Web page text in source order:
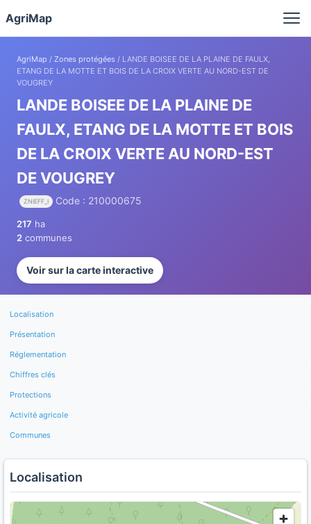
AgriMap
AgriMap / Zones protégées / LANDE BOISEE DE LA PLAINE DE FAULX,
ETANG DE LA MOTTE ET BOIS DE LA CROIX VERTE AU NORD-EST DE
VOUGREY
LANDE BOISEE DE LA PLAINE DE
FAULX, ETANG DE LA MOTTE ET BOIS
DE LA CROIX VERTE AU NORD-EST
DE VOUGREY
ZNIEFF_I Code : 210000675
217 ha
2 communes
Voir sur la carte interactive
Localisation
Présentation
Réglementation
Chiffres clés
Protections
Activité agricole
Communes
Localisation